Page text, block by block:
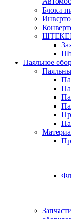
Блоки
Паяльное